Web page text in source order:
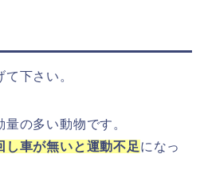
下さい。
の多い動物です。
し車が無いと運動不足になっ